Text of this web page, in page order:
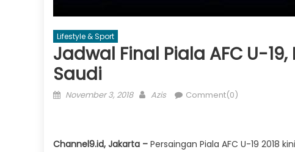
Lifestyle & Sport
Jadwal Final Piala AFC U-
Saudi
Posted
November 3, 2018 Author
Azis Comment(0)
Channel9.id, Jakarta – Persaingan Piala AFC U-19 2018